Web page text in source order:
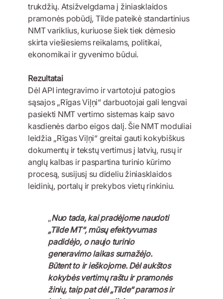
trukdžių. Atsižvelgdama į žiniasklaidos
pramonės pobūdį, Tilde pateikė standartinius
NMT variklius, kuriuose šiek tiek dėmesio
skirta viešiesiems reikalams, politikai,
ekonomikai ir gyvenimo būdui.
Rezultatai
Dėl API integravimo ir vartotojui patogios
sąsajos „Rīgas Viļņi“ darbuotojai gali lengvai
pasiekti NMT vertimo sistemas kaip savo
kasdienės darbo eigos dalį. Šie NMT moduliai
leidžia „Rīgas Viļņi“ greitai gauti kokybiškus
dokumentų ir tekstų vertimus į latvių, rusų ir
anglų kalbas ir paspartina turinio kūrimo
procesą, susijusį su dideliu žiniasklaidos
leidinių, portalų ir prekybos vietų rinkiniu.
„Nuo tada, kai pradėjome naudoti
„Tilde MT“, mūsų efektyvumas
padidėjo, o naujo turinio
generavimo laikas sumažėjo.
Būtent to ir ieškojome. Dėl aukštos
kokybės vertimų raštu ir pramonės
žinių, taip pat dėl „Tilde“ paramos ir